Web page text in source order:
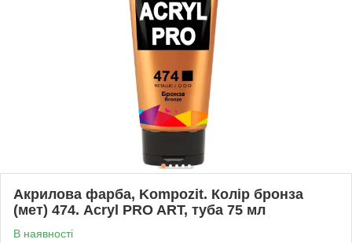
Акрилова фарба, Kompozit. Колір бронза
(мет) 474. Acryl PRO ART, туба 75 мл
В наявності